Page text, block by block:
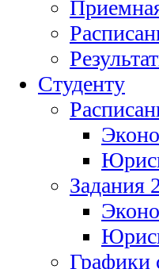
Студенту
Задания
Графики